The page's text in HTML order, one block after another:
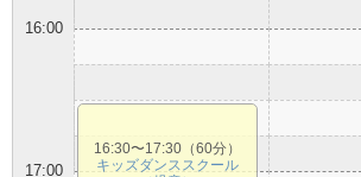
16:00
17:00
16:30〜17:30（60分）
キッズダンススクール